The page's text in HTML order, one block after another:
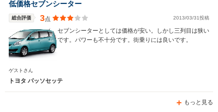
低価格セブンシーター
総合評価 3点 2013/03/31投稿
セブンシーターとしては価格が安い。しかし三列目は狭い
です。パワーも不十分です。街乗りには良いです。
ゲストさん
トヨタ パッソセッテ
もっと見る